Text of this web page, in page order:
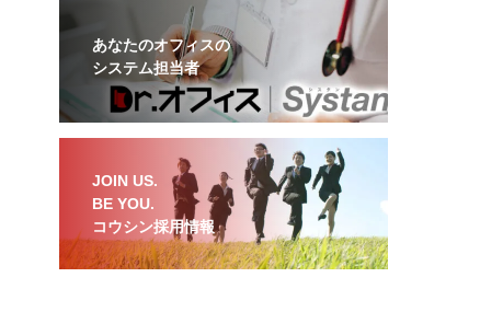
あなたのオフィスの
システム担当者
JOIN US.
BE YOU.
コウシン採用情報